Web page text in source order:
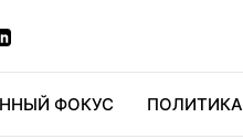
ФОКУС ПОЛИТИКА